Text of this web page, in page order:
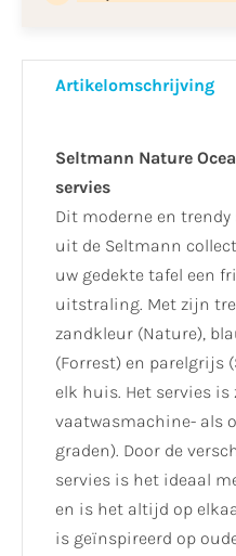
Artikelomschrijving
Seltmann Nature
servies
Dit moderne en trendy
uit de Seltmann
uw gedekte tafel een
uitstraling. Met zijn
zandkleur (Nature),
(Forrest) en parelgrijs
elk huis. Het servies is
vaatwasmachine- als
graden). Door de
servies is het ideaal
en is het altijd op
is geïnspireerd op